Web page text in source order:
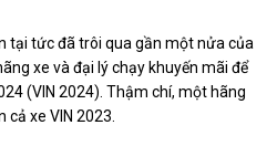
tại tức đã trôi qua gần một nửa của
xe và đại lý chạy khuyến mãi để
(VIN 2024). Thậm chí, một hãng
xe VIN 2023.